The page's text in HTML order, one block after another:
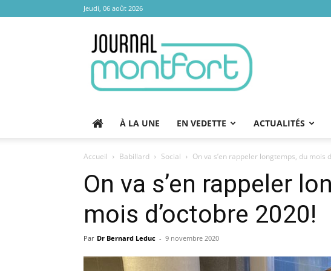
Jeudi, 06 août 2026
Montfort
À LA UNE EN VEDETTE ACTUALITÉS
Accueil Babillard Social On va s’en rappeler longtemps, du mois
On va s’en rappeler
mois d’octobre 2020!
Par Dr Bernard Leduc - 9 novembre 2020